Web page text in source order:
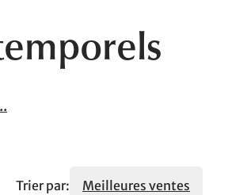
Trier par: Meilleures ventes